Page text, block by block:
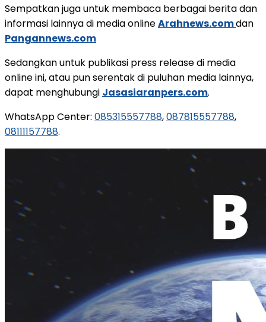
Sempatkan juga untuk membaca berbagai berita dan
informasi lainnya di media onlineArahnews.comdan
Pangannews.com
Sedangkan untuk publikasi press release di media
online ini, atau pun serentak di puluhan media lainnya,
dapat menghubungi Jasasiaranpers.com.
WhatsApp Center: 085315557788,087815557788,
08111157788.